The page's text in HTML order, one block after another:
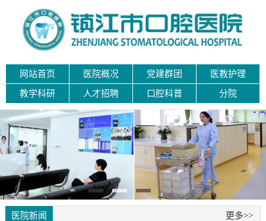
网站首页 医院概况 党建群团 医教护理
教学科研 人才招聘 口腔科普 分院
医院新闻 更多>>